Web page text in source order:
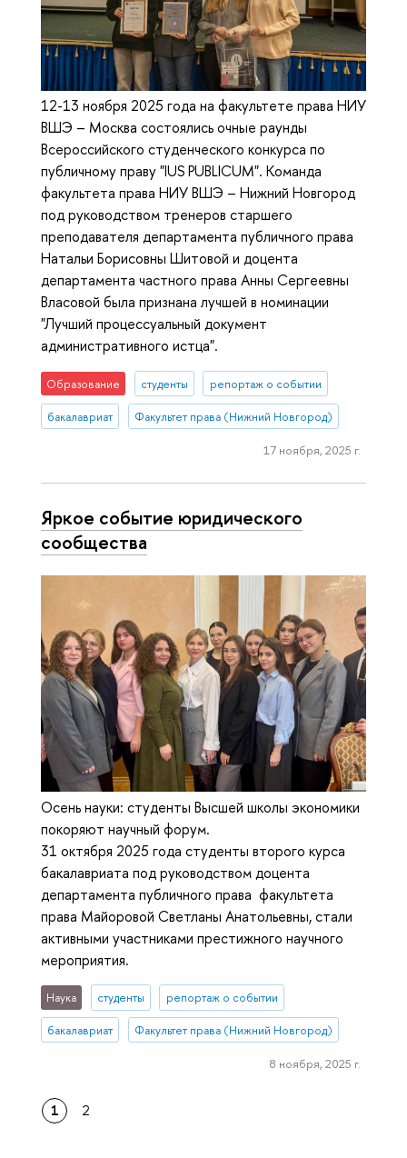
12-13 ноября 2025 года на факультете права НИУ
ВШЭ – Москва состоялись очные раунды
Всероссийского студенческого конкурса по
публичному праву "IUS PUBLICUM". Команда
факультета права НИУ ВШЭ – Нижний Новгород
под руководством тренеров старшего
преподавателя департамента публичного права
Натальи Борисовны Шитовой и доцента
департамента частного права Анны Сергеевны
Власовой была признана лучшей в номинации
"Лучший процессуальный документ
административного истца".
Образование студенты репортаж о событии
бакалавриат Факультет права (Нижний Новгород)
17 ноября, 2025 г.
Яркое событие юридического
сообщества
Осень науки: студенты Высшей школы экономики
покоряют научный форум.
31 октября 2025 года студенты второго курса
бакалавриата под руководством доцента
департамента публичного права факультета
права Майоровой Светланы Анатольевны, стали
активными участниками престижного научного
мероприятия.
Наука студенты репортаж о событии
бакалавриат Факультет права (Нижний Новгород)
8 ноября, 2025 г.
1 2